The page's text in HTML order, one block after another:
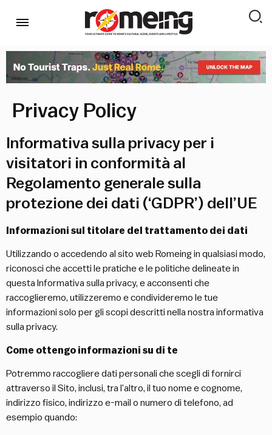
Privacy Policy
Informativa sulla privacy per i
visitatori in conformità al
Regolamento generale sulla
protezione dei dati (‘GDPR’) dell’UE
Informazioni sul titolare del trattamento dei dati
Utilizzando o accedendo al sito web Romeing in qualsiasi modo,
riconosci che accetti le pratiche e le politiche delineate in
questa Informativa sulla privacy, e acconsenti che
raccoglieremo, utilizzeremo e condivideremo le tue
informazioni solo per gli scopi descritti nella nostra informativa
sulla privacy.
Come ottengo informazioni su di te
Potremmo raccogliere dati personali che scegli di fornirci
attraverso il Sito, inclusi, tra l’altro, il tuo nome e cognome,
indirizzo fisico, indirizzo e-mail o numero di telefono, ad
esempio quando: